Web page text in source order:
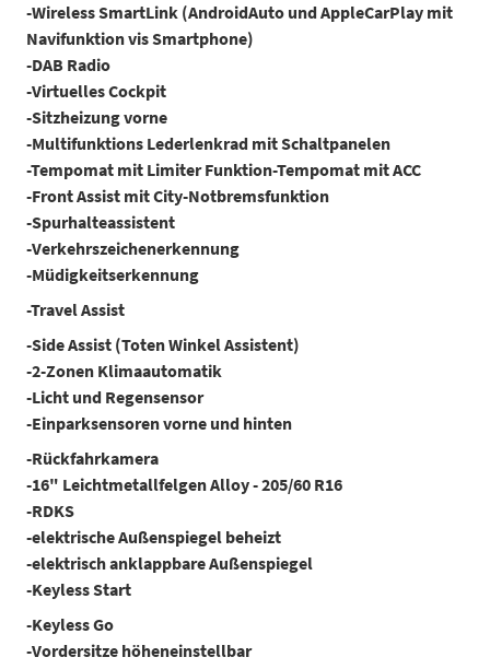
-Wireless SmartLink (AndroidAuto und AppleCarPlay mit
Navifunktion vis Smartphone)
-DAB Radio
-Virtuelles Cockpit
-Sitzheizung vorne
-Multifunktions Lederlenkrad mit Schaltpanelen
-Tempomat mit Limiter Funktion-Tempomat mit ACC
-Front Assist mit City-Notbremsfunktion
-Spurhalteassistent
-Verkehrszeichenerkennung
-Müdigkeitserkennung
-Travel Assist
-Side Assist (Toten Winkel Assistent)
-2-Zonen Klimaautomatik
-Licht und Regensensor
-Einparksensoren vorne und hinten
-Rückfahrkamera
-16" Leichtmetallfelgen Alloy - 205/60 R16
-RDKS
-elektrische Außenspiegel beheizt
-elektrisch anklappbare Außenspiegel
-Keyless Start
-Keyless Go
-Vordersitze höheneinstellbar